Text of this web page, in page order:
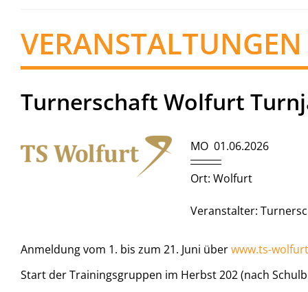
VERANSTALTUNGEN
Turnerschaft Wolfurt
MO 01.06.2026
Ort: Wolfurt
Veranstalter:
Anmeldung vom 1. bis zum 21. Juni überwww.ts-
Start der Trainingsgruppen im Herbst 202 (nach